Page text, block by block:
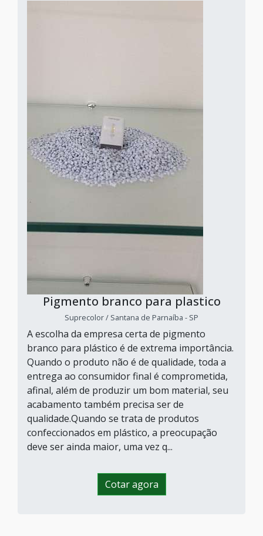
Pigmento branco para plastico
Suprecolor / Santana de Parnaíba - SP
A escolha da empresa certa de pigmento
branco para plástico é de extrema importância.
Quando o produto não é de qualidade, toda a
entrega ao consumidor final é comprometida,
afinal, além de produzir um bom material, seu
acabamento também precisa ser de
qualidade.Quando se trata de produtos
confeccionados em plástico, a preocupação
deve ser ainda maior, uma vez q...
Cotar agora